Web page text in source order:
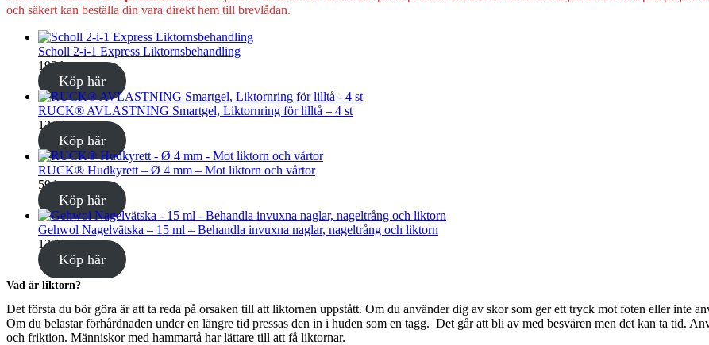
och säkert kan beställa din vara direkt hem till brevlådan.
Scholl 2-i-1 Express Liktornsbehandling
199kr
Köp här
RUCK® AVLASTNING Smartgel, Liktornring för lilltå – 4 st
125kr
Köp här
RUCK® Hudkyrett – Ø 4 mm – Mot liktorn och vårtor
59kr
Köp här
Gehwol Nagelvätska – 15 ml – Behandla invuxna naglar, nageltrång och liktorn
139kr
Köp här
Vad är liktorn?
Det första du bör göra är att ta reda på orsaken till att liktornen uppstått. Om du använder dig av skor som ger ett tryck mot foten eller inte
Om du belastar förhårdnaden under en längre tid pressas den in i huden som en tagg. Det går att bli av med besvären men det kan ta tid.
och friktion. Människor med hammartå har lättare till att få liktornar.